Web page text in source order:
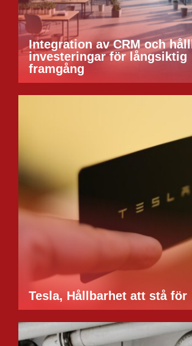
Integration av CRM och
investeringar för långsiktig
framgång
Tesla, Hållbarhet att stå för